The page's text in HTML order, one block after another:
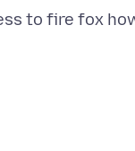
to fire fox